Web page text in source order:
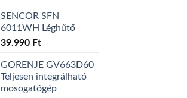
SENCOR SFN
6011WH Léghűtő
39.990 Ft
GORENJE GV663D60
Teljesen integrálható
mosogatógép